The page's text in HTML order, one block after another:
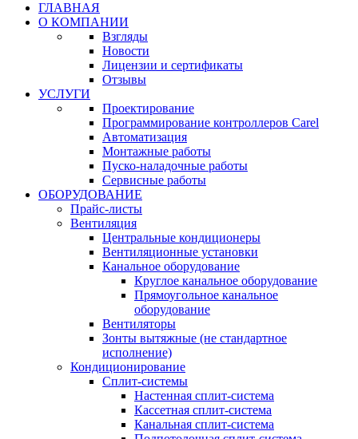
ГЛАВНАЯ
О КОМПАНИИ
Взгляды
Новости
Лицензии и сертификаты
Отзывы
УСЛУГИ
Проектирование
Программирование контроллеров Carel
Автоматизация
Монтажные работы
Пуско-наладочные работы
Сервисные работы
ОБОРУДОВАНИЕ
Прайс-листы
Вентиляция
Центральные кондиционеры
Вентиляционные установки
Канальное оборудование
Круглое канальное оборудование
Прямоугольное канальное
оборудование
Вентиляторы
Зонты вытяжные (не стандартное
исполнение)
Кондиционирование
Сплит-системы
Настенная сплит-система
Кассетная сплит-система
Канальная сплит-система